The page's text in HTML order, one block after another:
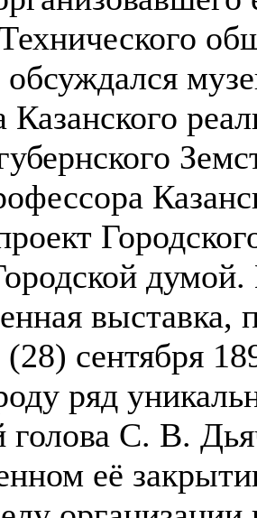
обсуждался
Казанского
выставка,
сентября
ряд
голова С. В.
её